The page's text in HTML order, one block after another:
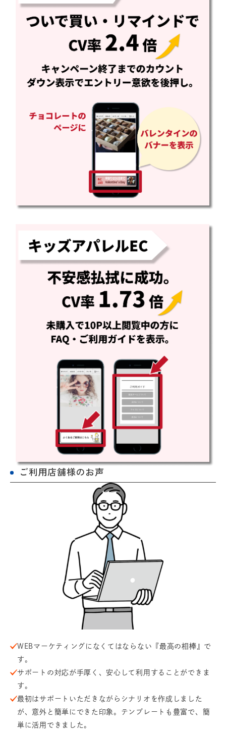
ご利用店舗様のお声
WEBマーケティングになくてはならない『最高の相棒』で
す。
サポートの対応が手厚く、安心して利用することができま
す。
最初はサポートいただきながらシナリオを作成しました
が、意外と簡単にできた印象。テンプレートも豊富で、簡
単に活用できました。